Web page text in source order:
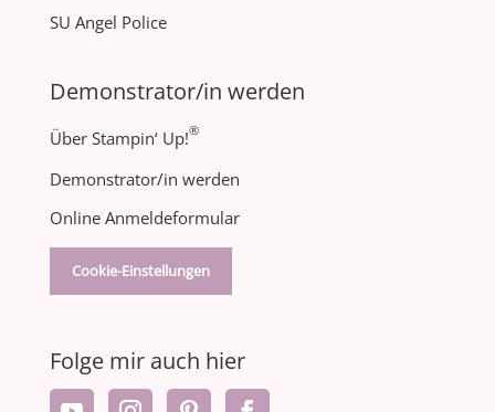
SU Angel Police
Demonstrator/in werden
Über Stampin‘ Up!®
Demonstrator/in werden
Online Anmeldeformular
Cookie-Einstellungen
Folge mir auch hier